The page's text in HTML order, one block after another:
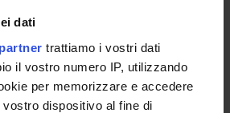
dati
trattiamo i vostri dati
il vostro numero IP, utilizzando
per memorizzare e accedere
dispositivo al fine di
generali, cliniche e pediatriche - Tosato
lezioni